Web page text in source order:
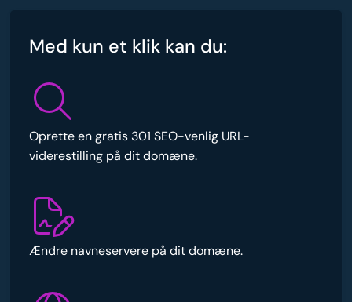
Med kun et klik kan du:
Oprette en gratis 301 SEO-venlig URL-
viderestilling på dit domæne.
Ændre navneservere på dit domæne.